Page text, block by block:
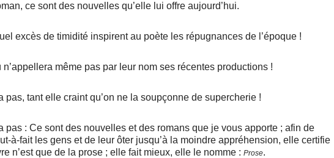
ce sont des nouvelles qu’elle lui offre aujourd’hui.
excès de timidité inspirent au poète les répugnances de l’époque !
n’appellera même pas par leur nom ses récentes productions !
pas, tant elle craint qu’on ne la soupçonne de supercherie !
pas : Ce sont des nouvelles et des romans que je vous apporte ; afin de
à-fait les gens et de leur ôter jusqu’à la moindre appréhension, elle certifie
n’est que de la prose ; elle fait mieux, elle le nomme : Prose.